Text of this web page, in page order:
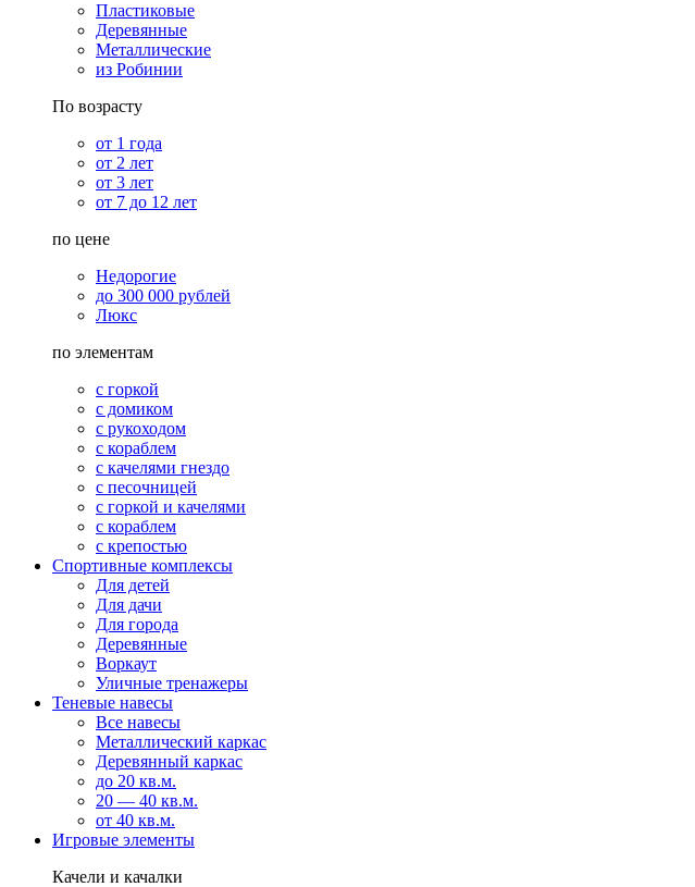
Пластиковые
Деревянные
Металлические
из Робинии
По возрасту
от 1 года
от 2 лет
от 3 лет
от 7 до 12 лет
по цене
Недорогие
до 300 000 рублей
Люкс
по элементам
с горкой
с домиком
с рукоходом
с кораблем
с качелями гнездо
с песочницей
с горкой и качелями
с кораблем
с крепостью
Спортивные комплексы
Для детей
Для дачи
Для города
Деревянные
Воркаут
Уличные тренажеры
Теневые навесы
Все навесы
Металлический каркас
Деревянный каркас
до 20 кв.м.
20 — 40 кв.м.
от 40 кв.м.
Игровые элементы
Качели и качалки